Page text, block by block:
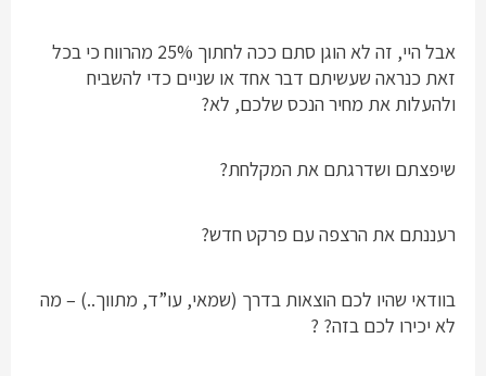
אבל היי, זה לא הוגן סתם ככה לחתוך 25% מהרווח כי בכל
זאת כנראה שעשיתם דבר אחד או שניים כדי להשביח
ולהעלות את מחיר הנכס שלכם, לא?
שיפצתם ושדרגתם את המקלחת?
רעננתם את הרצפה עם פרקט חדש?
בוודאי שהיו לכם הוצאות בדרך (שמאי, עו”ד, מתווך..) – מה
לא יכירו לכם בזה? ?